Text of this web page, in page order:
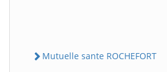
Mutuelle sante ROCHEFORT